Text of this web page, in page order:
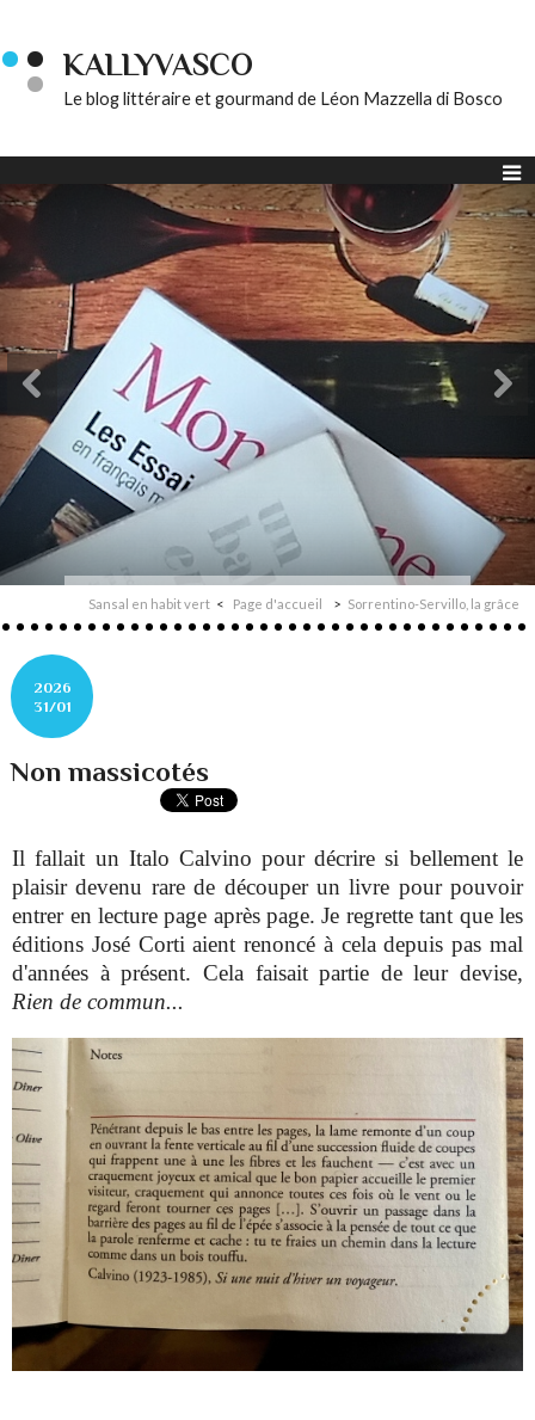
KALLYVASCO
Le blog littéraire et gourmand de Léon Mazzella di Bosco
Sansal en habit vert Page d'accueil Sorrentino-Servillo, la grâce
2026
31/01
Non massicotés
Il fallait un Italo Calvino pour décrire si bellement le
plaisir devenu rare de découper un livre pour pouvoir
entrer en lecture page après page. Je regrette tant que les
éditions José Corti aient renoncé à cela depuis pas mal
d'années à présent. Cela faisait partie de leur devise,
Rien de commun...